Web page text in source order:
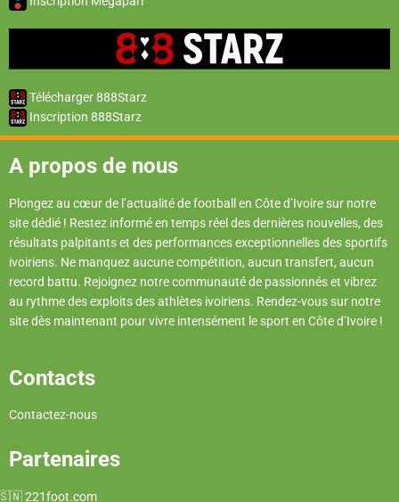
Télécharger 888Starz
Inscription 888Starz
A propos de nous
Plongez au cœur de l’actualité de football en Côte d’Ivoire sur notre
site dédié ! Restez informé en temps réel des dernières nouvelles, des
résultats palpitants et des performances exceptionnelles des sportifs
ivoiriens. Ne manquez aucune compétition, aucun transfert, aucun
record battu. Rejoignez notre communauté de passionnés et vibrez
au rythme des exploits des athlètes ivoiriens. Rendez-vous sur notre
site dès maintenant pour vivre intensément le sport en Côte d’Ivoire !
Contacts
Contactez-nous
Partenaires
221foot.com